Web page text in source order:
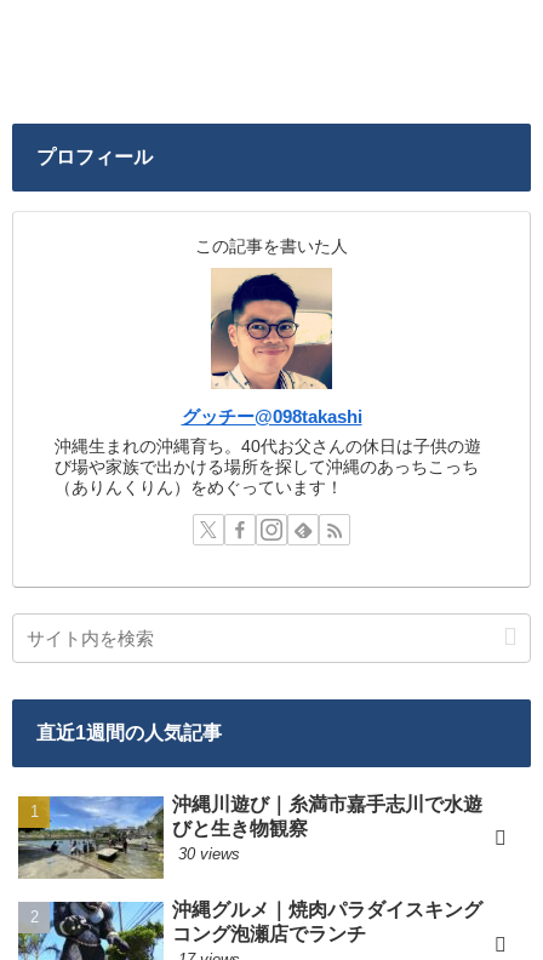
プロフィール
この記事を書いた人
グッチー@098takashi
沖縄生まれの沖縄育ち。40代お父さんの休日は子供の遊
び場や家族で出かける場所を探して沖縄のあっちこっち
（ありんくりん）をめぐっています！
直近1週間の人気記事
沖縄川遊び｜糸満市嘉手志川で水遊
びと生き物観察
30 views
沖縄グルメ｜焼肉パラダイスキング
コング泡瀬店でランチ